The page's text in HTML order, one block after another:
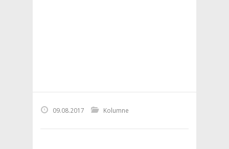
09.08.2017 Kolumne